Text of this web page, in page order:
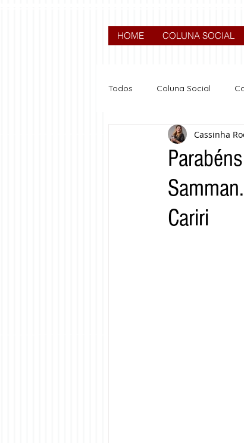
HOME COLUNA SOCIAL
Todos Coluna Social
Nova categoria
Cariri
Cassinha